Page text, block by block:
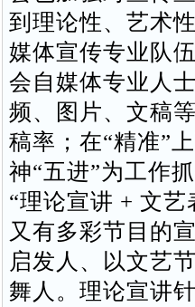
到理论性、艺术
媒体宣传专业队
会自媒体专业人
频、图片、文稿
稿率；在“精准”
神“五进”为工作
“理论宣讲 + 文
又有多彩节目的
启发人、以文艺
舞人。理论宣讲